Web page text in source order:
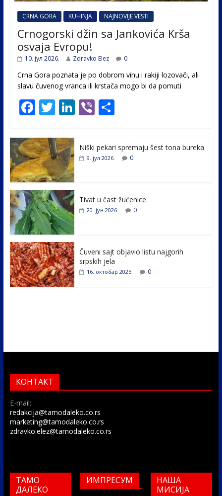
CRNA GORA KUHINJA NAJNOVIJE VESTI
Crnogorski džin sa Jankovića Krša
osvaja Evropu!
10. јул 2026. Zdravko Elez 0
Crna Gora poznata je po dobrom vinu i rakiji lozovači, ali
slavu čuvenog vranca ili krstača mogo bi da pomuti
F
e
b
o
o
k
T
itt
er
Li
e
Vi
er
S
e
Niški pekari spremaju šest tona bureka
9. јул 2026. 0
Tivat u čast žućenice
20. јун 2026. 0
Čuveni sajt objavio listu najgorih
srpskih jela
16. октобар 2025. 0
КОНТАКТ
E-mail:
redakcija@tamodaleko.co.rs
marketing@tamodaleko.co.rs
zdravko.elez@tamodaleko.co.rs
ТАМО
ДАЛЕКО
ИМПРЕСУМ
НАША
МИСИЈА